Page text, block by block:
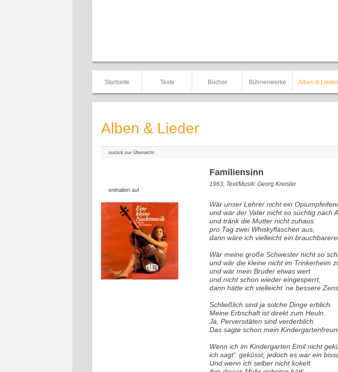
Startseite Texte Bücher Bühnenwerke Alben & Lieder
Alben & Lieder
zurück zur Übersicht
enthalten auf
Familiensinn
1963, Text/Musik: Georg Kreisler
Wär unser Lehrer nicht ein
und wär der Vater nicht so süchtig nach
und tränk die Mutter nicht zuhaus
pro Tag zwei Whiskyflaschen aus,
dann wäre ich vielleicht ein
Wär meine große Schwester nicht so
und wär die kleine nicht im Trinkerheim
und wär mein Bruder etwas wert
und nicht schon wieder eingesperrt,
dann hätte ich vielleicht ’ne bessere
Schließlich sind ja solche Dinge erblich.
Meine Erbschaft ist direkt zum Heuln.
Ja, Perversitäten sind verderblich.
Das sagte schon mein
Wenn ich im Kindergarten Emil nicht
ich sagt’: geküsst, jedoch es war ein
Und wenn ich selber nicht kokett